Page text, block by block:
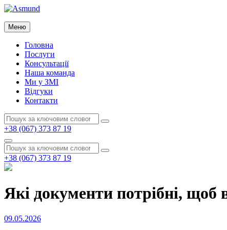
Перейти
вмісту
Asmund
Asmund
Меню
Головна
Послуги
Консультації
Наша команда
Ми у ЗМІ
Відгуки
Контакти
Пошук:
Пошук
+38 (067) 373 87 19
Пошук
Пошук:
Пошук
+38 (067) 373 87 19
Які документи потрібні,
Опубліковано
09.05.2026